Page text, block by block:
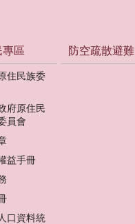
專區
住民族委
府原住民
員會
益手冊
口資料統
防空疏散避難